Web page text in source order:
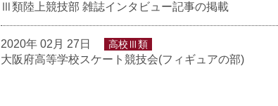
Ⅲ類陸上競技部 雑誌インタビュー記事の掲載
2020年 02月 27日 高校Ⅲ類
大阪府高等学校スケート競技会(フィギュアの部)